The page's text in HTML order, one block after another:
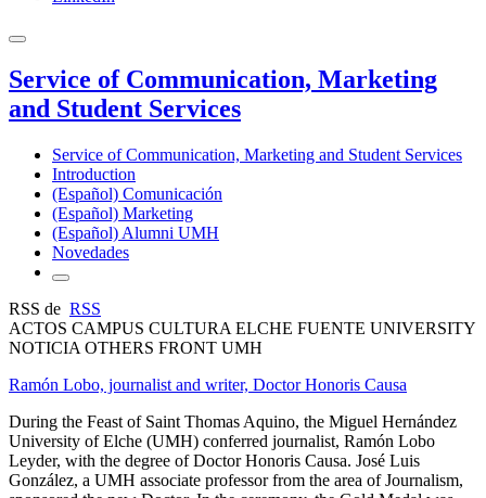
Service of Communication, Marketing
and Student Services
Service of Communication, Marketing and Student Services
Introduction
(Español) Comunicación
(Español) Marketing
(Español) Alumni UMH
Novedades
RSS de RSS
ACTOS CAMPUS CULTURA ELCHE FUENTE UNIVERSITY
NOTICIA OTHERS FRONT UMH
Ramón Lobo, journalist and writer, Doctor Honoris Causa
During the Feast of Saint Thomas Aquino, the Miguel Hernández
University of Elche (UMH) conferred journalist, Ramón Lobo
Leyder, with the degree of Doctor Honoris Causa. José Luis
González, a UMH associate professor from the area of Journalism,